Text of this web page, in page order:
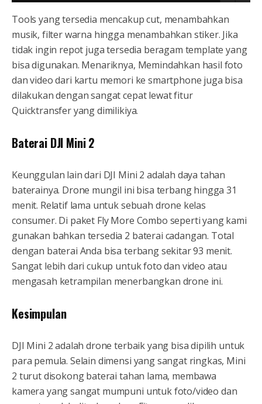
Tools yang tersedia mencakup cut, menambahkan
musik, filter warna hingga menambahkan stiker. Jika
tidak ingin repot juga tersedia beragam template yang
bisa digunakan. Menariknya, Memindahkan hasil foto
dan video dari kartu memori ke smartphone juga bisa
dilakukan dengan sangat cepat lewat fitur
Quicktransfer yang dimilikiya.
Baterai DJI Mini 2
Keunggulan lain dari DJI Mini 2 adalah daya tahan
baterainya. Drone mungil ini bisa terbang hingga 31
menit. Relatif lama untuk sebuah drone kelas
consumer. Di paket Fly More Combo seperti yang kami
gunakan bahkan tersedia 2 baterai cadangan. Total
dengan baterai Anda bisa terbang sekitar 93 menit.
Sangat lebih dari cukup untuk foto dan video atau
mengasah ketrampilan menerbangkan drone ini.
Kesimpulan
DJI Mini 2 adalah drone terbaik yang bisa dipilih untuk
para pemula. Selain dimensi yang sangat ringkas, Mini
2 turut disokong baterai tahan lama, membawa
kamera yang sangat mumpuni untuk foto/video dan